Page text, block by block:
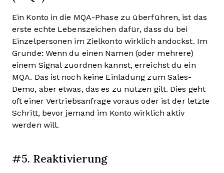
Ein Konto in die MQA-Phase zu überführen, ist das
erste echte Lebenszeichen dafür, dass du bei
Einzelpersonen im Zielkonto wirklich andockst. Im
Grunde: Wenn du einen Namen (oder mehrere)
einem Signal zuordnen kannst, erreichst du ein
MQA. Das ist noch keine Einladung zum Sales-
Demo, aber etwas, das es zu nutzen gilt. Dies geht
oft einer Vertriebsanfrage voraus oder ist der letzte
Schritt, bevor jemand im Konto wirklich aktiv
werden will.
#5. Reaktivierung